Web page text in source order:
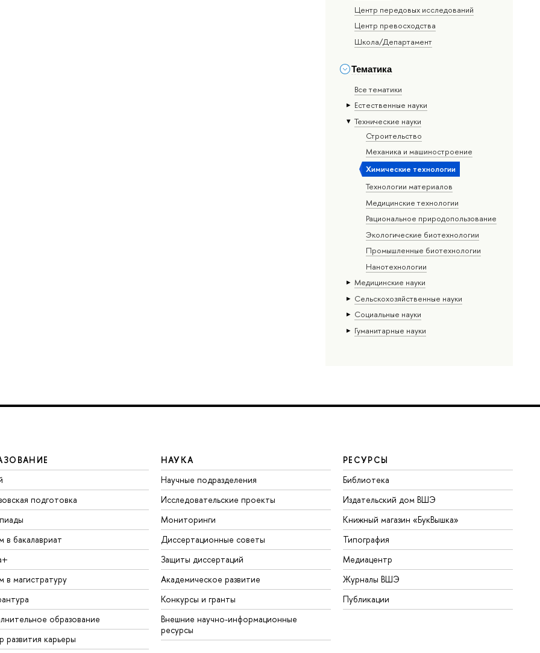
Центр передовых исследований
Центр превосходства
Школа/Департамент
Тематика
Все тематики
Естественные науки
Тех­ничес­кие науки
Строительство
Механика и машиностроение
Химические технологии
Технологии материалов
Медицинские технологии
Рациональное природопользование
Экологические биотехнологии
Промышленные биотехнологии
Нанотехнологии
Медицинские науки
Сельскохозяйственные науки
Социальные науки
Гуманитарные науки
подготовка
в бакалавриат
в магистратуру
образование
развития карьеры
НАУКА
Научные подразделения
Исследовательские проекты
Мониторинги
Диссертационные советы
Защиты диссертаций
Академическое развитие
Конкурсы и гранты
Внешние научно-информационные
ресурсы
РЕСУРСЫ
Библиотека
Издательский дом ВШЭ
Книжный магазин «БукВышка»
Типография
Медиацентр
Журналы ВШЭ
Публикации